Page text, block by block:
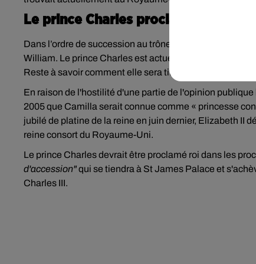
Le prince Charles proclamé roi d'ici
Dans l’ordre de succession au trône du Royaume-Uni,
William. Le prince Charles est actuellement marié à
Reste à savoir comment elle sera titrée.
En raison de l'hostilité d'une partie de l'opinion
2005 que Camilla serait connue comme « princesse
jubilé de platine de la reine en juin dernier, Elizabeth II
reine consort du Royaume-Uni.
Le prince Charles devrait être proclamé roi dans les
d'accession"qui se tiendra à St James Palace et
Charles III.